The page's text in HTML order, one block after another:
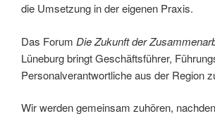
die Umsetzung in der eigenen Praxis.
Das Forum Die Zukunft der
Lüneburg bringt Geschäftsführer,
Personalverantwortliche aus der Region
Wir werden gemeinsam zuhören,